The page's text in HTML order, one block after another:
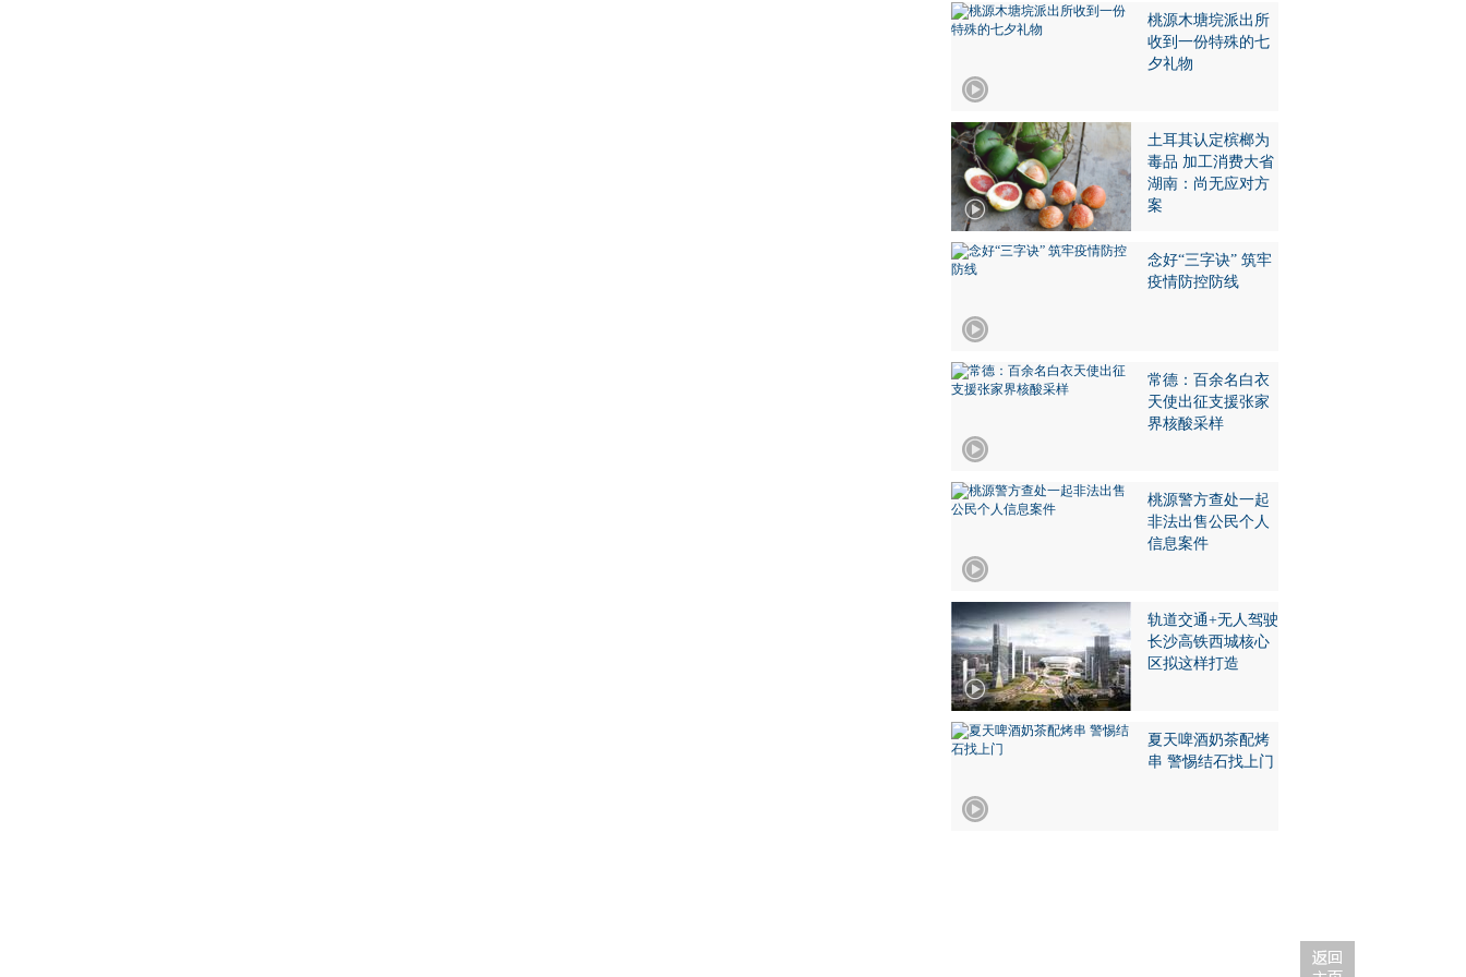
桃源木塘垸派出所
收到一份特殊的七
夕礼物
土耳其认定槟榔为
毒品 加工消费大省
湖南：尚无应对方
案
念好“三字诀” 筑牢
疫情防控防线
常德：百余名白衣
天使出征支援张家
界核酸采样
桃源警方查处一起
非法出售公民个人
信息案件
轨道交通+无人驾驶
长沙高铁西城核心
区拟这样打造
夏天啤酒奶茶配烤
串 警惕结石找上门